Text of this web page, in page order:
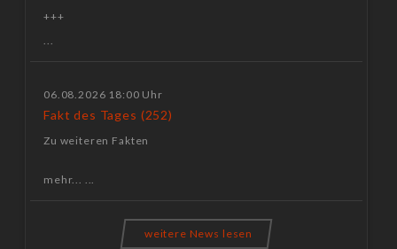
+++
06.08.2026 18:00 Uhr
Fakt des Tages (252)
Zu weiteren Fakten
mehr... ...
weitere News lesen